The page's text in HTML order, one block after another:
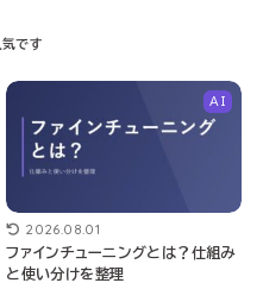
AI
2026.08.01
ファインチューニングとは？仕組み
と使い分けを整理